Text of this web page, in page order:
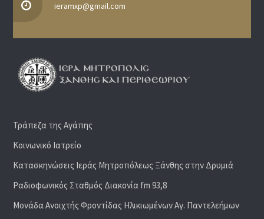
ieramxp@gmail.com
Τράπεζα της Αγάπης
Κοινωνικό Ιατρείο
Κατασκηνώσεις Ιεράς Μητροπόλεως Ξάνθης στην Δρυμιά
Ραδιoφωνικός Σταθμός Διακονία fm 93,8
Μονάδα Ανοιχτής Φροντίδας Ηλικιωμένων Αγ. Παντελεήμων